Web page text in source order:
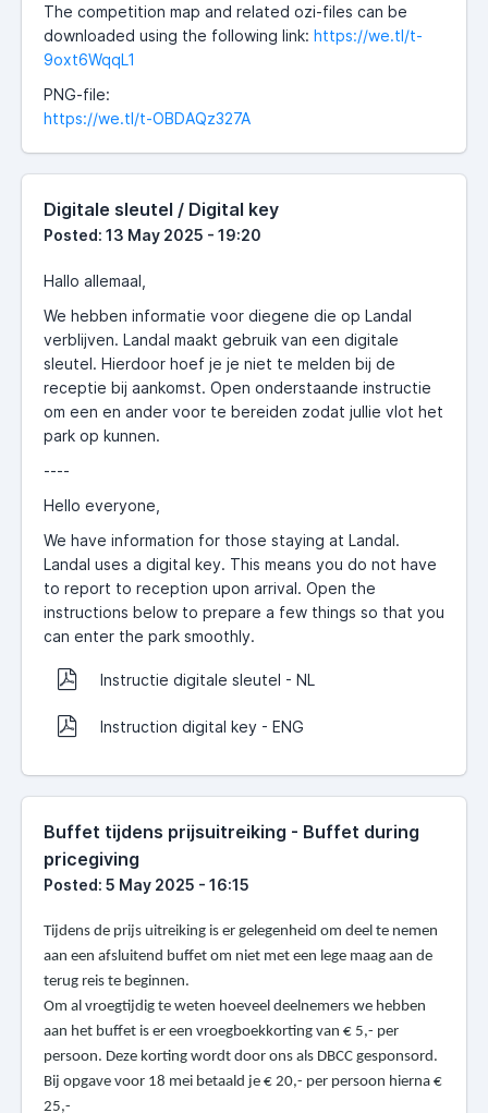
The competition map and related ozi-files can be
downloaded using the following link: https://we.tl/t-
9oxt6WqqL1
PNG-file:
https://we.tl/t-OBDAQz327A
Digitale sleutel / Digital key
Posted: 13 May 2025 - 19:20
Hallo allemaal,
We hebben informatie voor diegene die op Landal
verblijven. Landal maakt gebruik van een digitale
sleutel. Hierdoor hoef je je niet te melden bij de
receptie bij aankomst. Open onderstaande instructie
om een en ander voor te bereiden zodat jullie vlot het
park op kunnen.
----
Hello everyone,
We have information for those staying at Landal.
Landal uses a digital key. This means you do not have
to report to reception upon arrival. Open the
instructions below to prepare a few things so that you
can enter the park smoothly.
Instructie digitale sleutel - NL
Instruction digital key - ENG
Buffet tijdens prijsuitreiking - Buffet during
pricegiving
Posted: 5 May 2025 - 16:15
Tijdens de prijs uitreiking is er gelegenheid om deel te nemen
aan een afsluitend buffet om niet met een lege maag aan de
terug reis te beginnen.
Om al vroegtijdig te weten hoeveel deelnemers we hebben
aan het buffet is er een vroegboekkorting van € 5,- per
persoon. Deze korting wordt door ons als DBCC gesponsord.
Bij opgave voor 18 mei betaald je € 20,- per persoon hierna €
25,-